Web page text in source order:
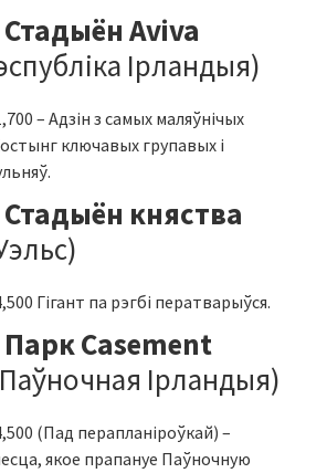
Aviva
Ірландыя)
– Адзін з самых маляўнічых
ключавых групавых і
Стадыён княства
Гігант па рэгбі ператварыўся.
Парк Casement
Ірландыя)
(Пад перапланіроўкай) –
якое прапануе Паўночную